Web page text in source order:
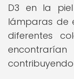
D3 en la
lámparas de
diferentes